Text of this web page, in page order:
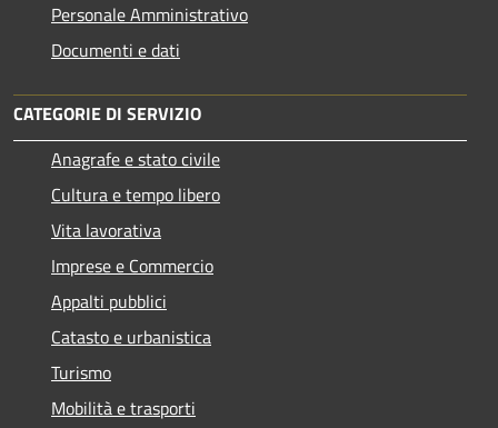
Personale Amministrativo
Documenti e dati
CATEGORIE DI SERVIZIO
Anagrafe e stato civile
Cultura e tempo libero
Vita lavorativa
Imprese e Commercio
Appalti pubblici
Catasto e urbanistica
Turismo
Mobilità e trasporti